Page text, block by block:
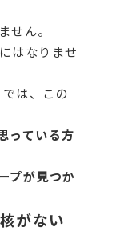
せん。
はなりませ
は、この
っている方
プが見つか
がない